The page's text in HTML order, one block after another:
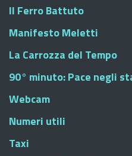
Il Ferro Battuto
Manifesto Meletti
La Carrozza del Tempo
90° minuto: Pace negli
Webcam
Numeri utili
Taxi